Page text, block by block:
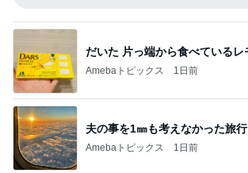
夫の事を1㎜も考えなかった旅行
Amebaトピックス 1日前
目を覆いたくなる酷さの体験会
Amebaトピックス 1日前